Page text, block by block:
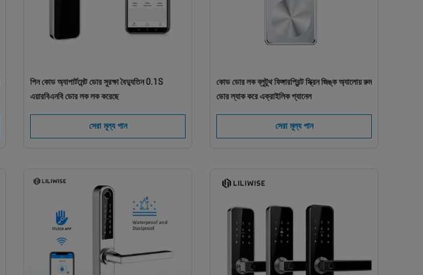
পিন কোড অ্যাপার্টমেন্ট ডোর সুরক্ষা বৈদ্যুতিন 0.1S
এয়ারবিএনবি ডোর লক লক করেছে
সেরা মূল্য পান
কোড ডোর লক ব্লুটুথ ফিঙ্গারপ্রিন্ট স্ক্রিন জিঙ্ক অ্যালোয় রুম
ডোর ল্যাক করে এক্রাইলিক প্যানেল
সেরা মূল্য পান